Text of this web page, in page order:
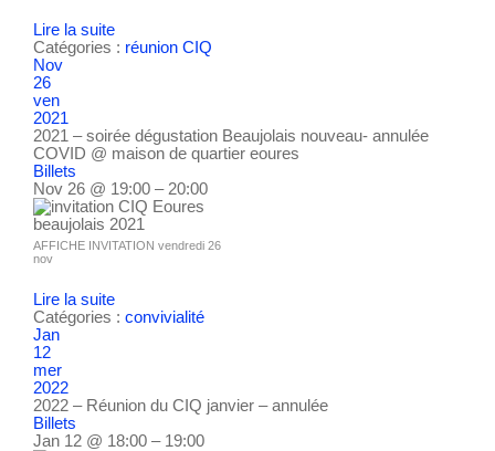
Lire la suite
Catégories : réunion CIQ
Nov
26
ven
2021
2021 – soirée dégustation Beaujolais nouveau- annulée
COVID @ maison de quartier eoures
Billets
Nov 26 @ 19:00 – 20:00
AFFICHE INVITATION vendredi 26
nov
Lire la suite
Catégories : convivialité
Jan
12
mer
2022
2022 – Réunion du CIQ janvier – annulée
Billets
Jan 12 @ 18:00 – 19:00